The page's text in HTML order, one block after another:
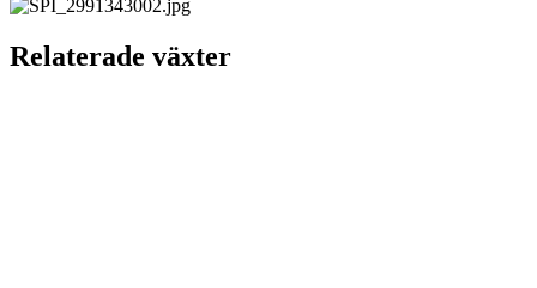
Relaterade växter